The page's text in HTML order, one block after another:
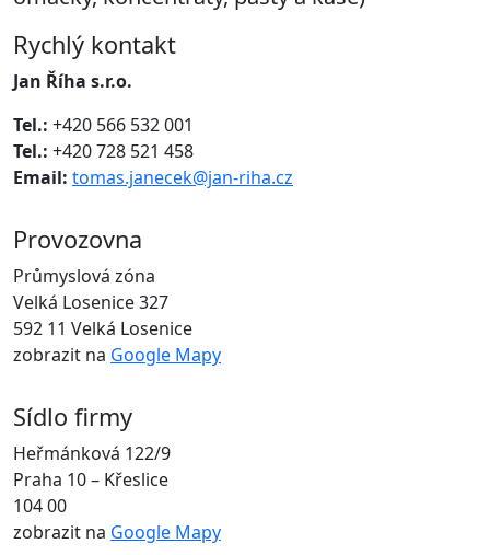
Rychlý kontakt
Jan Říha s.r.o.
Tel.: +420 566 532 001
Tel.: +420 728 521 458
Email: tomas.janecek@jan-riha.cz
Provozovna
Průmyslová zóna
Velká Losenice 327
592 11 Velká Losenice
zobrazit na Google Mapy
Sídlo firmy
Heřmánková 122/9
Praha 10 – Křeslice
104 00
zobrazit na Google Mapy